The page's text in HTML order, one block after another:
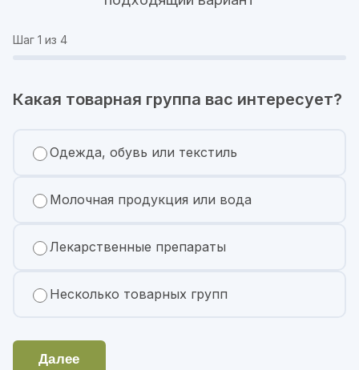
Шаг 1 из 4
Какая товарная группа вас интересует?
Одежда, обувь или текстиль
Молочная продукция или вода
Лекарственные препараты
Несколько товарных групп
Далее